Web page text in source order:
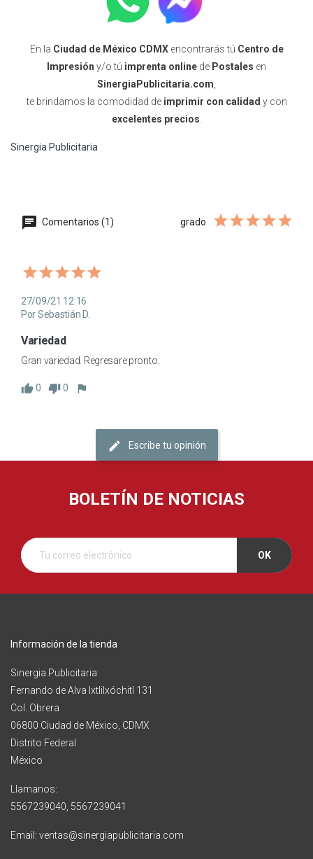
En la Ciudad de México CDMXencontrarás tú Centro de
Impresión y/o tú imprenta online de Postales en
SinergiaPublicitaria.com
te brindamos la comodidad de imprimir con calidad y con
excelentes precios
Sinergia Publicitaria
Comentarios (1) grado
27/09/21 12:16
Por Sebastián D.
Variedad
Gran variedad. Regresare pronto.
0 0
Escribe tu opinión
BOLETÍN DE NOTICIAS
Información de la tienda
Sinergia Publicitaria
Fernando de Alva Ixtlilxóchitl 131
Col. Obrera
06800 Ciudad de México, CDMX
Distrito Federal
México
Llamanos:
5567239040, 5567239041
Email: ventas@sinergiapublicitaria.com